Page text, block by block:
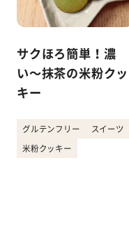
サクほろ簡単！濃
い〜抹茶の米粉クッ
キー
グルテンフリー スイーツ
米粉クッキー